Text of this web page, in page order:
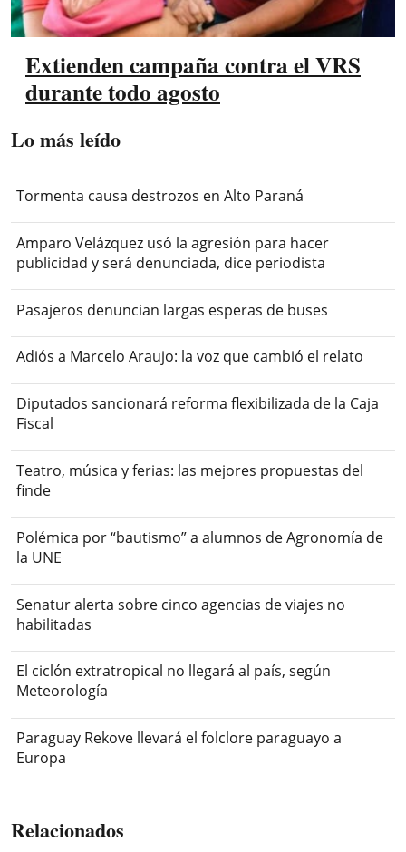
Extienden campaña contra el VRS
durante todo agosto
Lo más leído
Tormenta causa destrozos en Alto Paraná
Amparo Velázquez usó la agresión para hacer
publicidad y será denunciada, dice periodista
Pasajeros denuncian largas esperas de buses
Adiós a Marcelo Araujo: la voz que cambió el relato
Diputados sancionará reforma flexibilizada de la Caja
Fiscal
Teatro, música y ferias: las mejores propuestas del
finde
Polémica por “bautismo” a alumnos de Agronomía de
la UNE
Senatur alerta sobre cinco agencias de viajes no
habilitadas
El ciclón extratropical no llegará al país, según
Meteorología
Paraguay Rekove llevará el folclore paraguayo a
Europa
Relacionados